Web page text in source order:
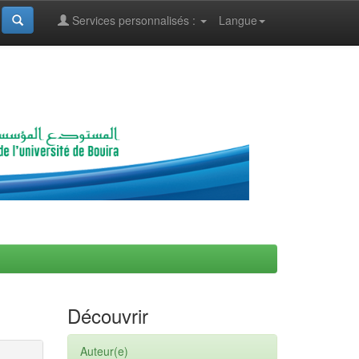
Langue
Services personnalisés :
Découvrir
Auteur(e)